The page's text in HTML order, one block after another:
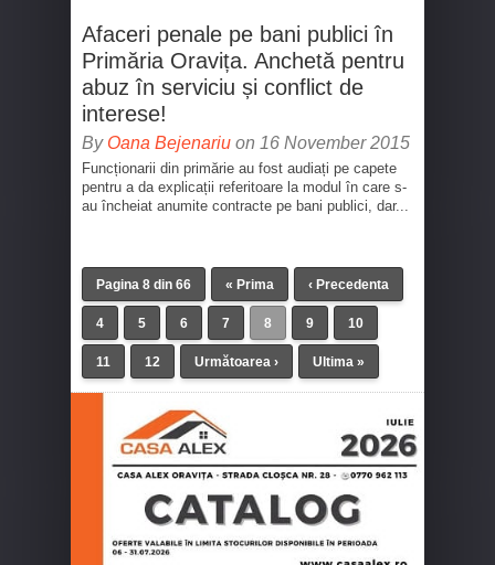
Afaceri penale pe bani publici în
Primăria Oravița. Anchetă pentru
abuz în serviciu și conflict de
interese!
By Oana Bejenariu on 16 November 2015
Funcționarii din primărie au fost audiați pe capete
pentru a da explicații referitoare la modul în care s-
au încheiat anumite contracte pe bani publici, dar...
Pagina 8 din 66 « Prima ‹ Precedenta
4 5 6 7 8 9 10
11 12 Următoarea › Ultima »